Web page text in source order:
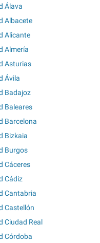
Álava
Albacete
Alicante
Almería
Asturias
Ávila
Badajoz
Baleares
Barcelona
Bizkaia
Burgos
Cáceres
Cádiz
Cantabria
Castellón
Ciudad Real
Córdoba